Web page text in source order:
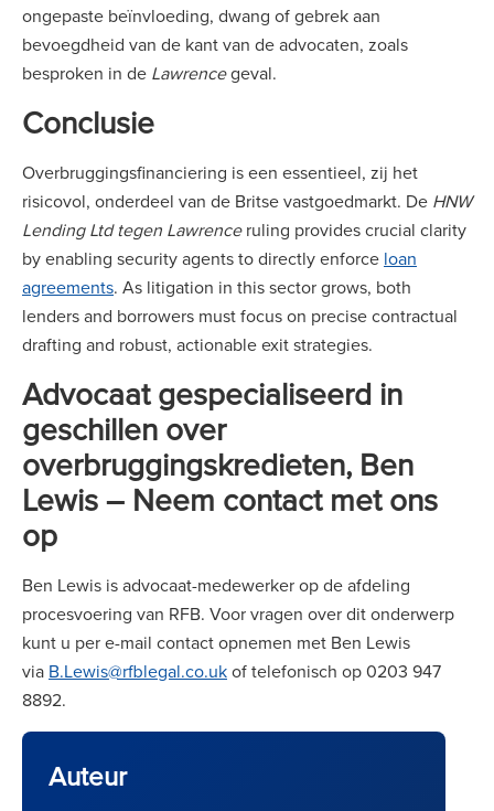
ongepaste beïnvloeding, dwang of gebrek aan
bevoegdheid van de kant van de advocaten, zoals
besproken in de Lawrencegeval.
Conclusie
Overbruggingsfinanciering is een essentieel, zij het
risicovol, onderdeel van de Britse vastgoedmarkt. De HNW
Lending Ltd tegen Lawrenceruling provides crucial clarity
by enabling security agents to directly enforce loan
agreements. As litigation in this sector grows, both
lenders and borrowers must focus on precise contractual
drafting and robust, actionable exit strategies.
Advocaat gespecialiseerd in
geschillen over
overbruggingskredieten, Ben
Lewis – Neem contact met ons
op
Ben Lewis is advocaat-medewerker op de afdeling
procesvoering van RFB. Voor vragen over dit onderwerp
kunt u per e-mail contact opnemen met Ben Lewis
via B.Lewis@rfblegal.co.ukof telefonisch op 0203 947
8892.
Auteur